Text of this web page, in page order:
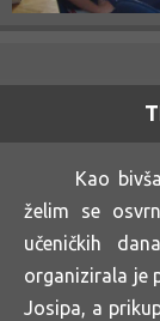
Kao bivša
želim se
učeničkih
organizirala je
Josipa, a